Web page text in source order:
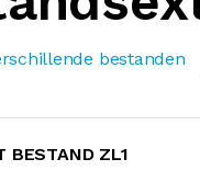
bestanden
BESTAND ZL1